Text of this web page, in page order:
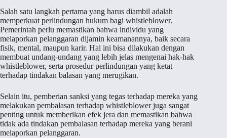
Salah satu langkah pertama yang harus diambil adalah
memperkuat perlindungan hukum bagi whistleblower.
Pemerintah perlu memastikan bahwa individu yang
melaporkan pelanggaran dijamin keamanannya, baik secara
fisik, mental, maupun karir. Hal ini bisa dilakukan dengan
membuat undang-undang yang lebih jelas mengenai hak-hak
whistleblower, serta prosedur perlindungan yang ketat
terhadap tindakan balasan yang merugikan.
Selain itu, pemberian sanksi yang tegas terhadap mereka yang
melakukan pembalasan terhadap whistleblower juga sangat
penting untuk memberikan efek jera dan memastikan bahwa
tidak ada tindakan pembalasan terhadap mereka yang berani
melaporkan pelanggaran.